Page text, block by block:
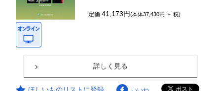
定価41,173円(本体37,430円 ＋ 税)
詳しく見る